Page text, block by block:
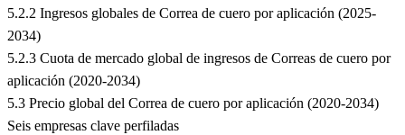
5.2.2 Ingresos globales de Correa de cuero por aplicación (2025-
2034)
5.2.3 Cuota de mercado global de ingresos de Correas de cuero por
aplicación (2020-2034)
5.3 Precio global del Correa de cuero por aplicación (2020-2034)
Seis empresas clave perfiladas